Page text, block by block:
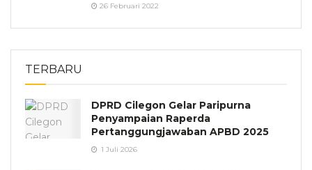
26 Februari 2022
TERBARU
DPRD Cilegon Gelar Paripurna
Penyampaian Raperda
Pertanggungjawaban APBD 2025
1 Juli 2026